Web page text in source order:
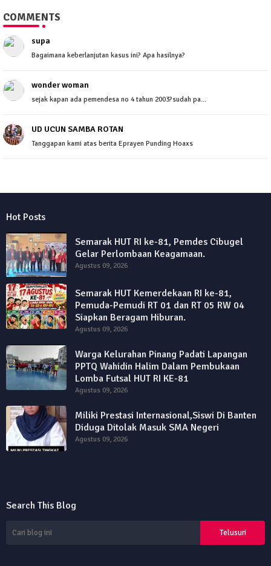
COMMENTS
supa
Bagaimana keberlanjutan kasus ini? Apa hasilnya?
wonder woman
sejak kapan ada pemendesa no 4 tahun 2003?sudah pa...
UD UCUN SAMBA ROTAN
Tanggapan kami atas berita Eprayen Punding Hoaxs
Hot Posts
Semarak HUT RI ke-81, Pemdes Cibugel
Gelar Perlombaan Keagamaan.
Agustus 09, 2026
Semarak HUT Kemerdekaan RI ke-81,
Pemuda-Pemudi RT 01 dan RT 05 RW 04
Siapkan Beragam Hiburan.
Agustus 09, 2026
Warga Kelurahan Pinang Padati Lapangan
PPTQ Wahidin Halim Dalam Pembukaan
Lomba Futsal HUT RI KE-81
Agustus 09, 2026
Miliki Prestasi Internasional,Siswi Di Banten
Diduga Ditolak Masuk SMA Negeri
Agustus 09, 2026
Search This Blog